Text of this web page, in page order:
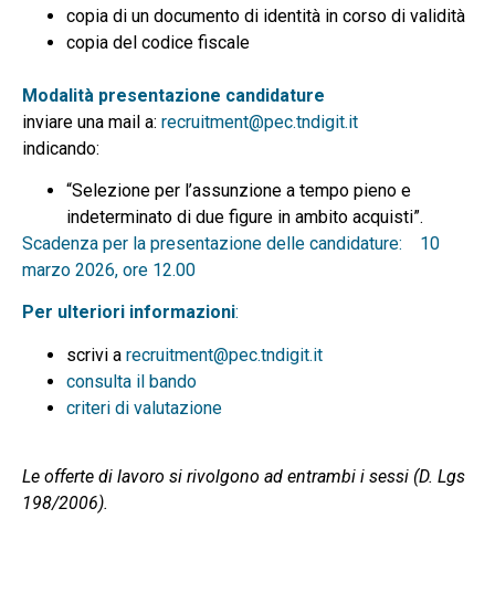
copia di un documento di identità in corso di validità
copia del codice fiscale
Modalità presentazione candidature
inviare una mail a: recruitment@pec.tndigit.it
indicando:
“Selezione per l’assunzione a tempo pieno e
indeterminato di due figure in ambito acquisti”.
Scadenza per la presentazione delle candidature: 10
marzo 2026, ore 12.00
Per ulteriori informazioni:
scrivi a recruitment@pec.tndigit.it
consulta il bando
criteri di valutazione
Le offerte di lavoro si rivolgono ad entrambi i sessi (D. Lgs
198/2006).